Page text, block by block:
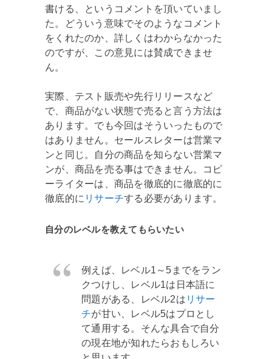
書ける、というコメントを頂いていまし
た。どういう意味でそのようなコメント
をくれたのか、詳しくはわからなかった
のですが、この意見には賛成できませ
ん。
実際、テスト販売や先行リリースなど
で、商品がない状態で売ると言う方法は
あります。でも今回はそういったもので
はありません。セールスレターは営業マ
ンと同じ。自分の商品を知らない営業マ
ンが、商品を売る事はできません。コピ
ーライターは、商品を徹底的に徹底的に
徹底的に リサーチする必要があります。
自分のレベルを教えてもらいたい
例えば、レベル1～5までをラン
クつけし、レベル1は日本語に
問題がある、レベル2は リサー
チが甘い、レベル5はプロとし
て通用する。そんな具合で自分
の現在地が知れたらおもしろい